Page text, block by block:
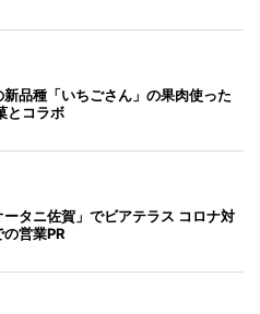
品種「いちごさん」の果肉使った
とコラボ
ータニ佐賀」でビアテラス コロナ対
営業PR